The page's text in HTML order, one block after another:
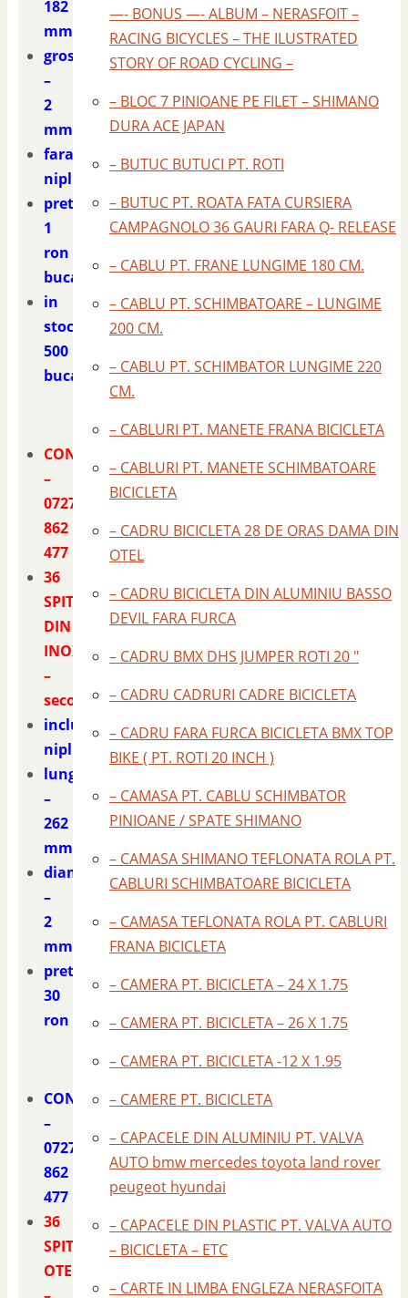
182
mm.
grosime
–
2
mm.
fara
niplu
pret
1
ron
bucata
in
stoc
500
bucati
CONTACT
–
0727
862
477
36
SPITE
DIN
INOX
–
second
include
niplu
lungime
–
262
mm.
diametrul
–
2
mm.
pret
30
ron
CONTACT
–
0727
862
477
36
SPITE
OTEL
—- BONUS —- ALBUM – NERASFOIT –
RACING BICYCLES – THE ILUSTRATED
STORY OF ROAD CYCLING –
– BLOC 7 PINIOANE PE FILET – SHIMANO
DURA ACE JAPAN
– BUTUC BUTUCI PT. ROTI
– BUTUC PT. ROATA FATA CURSIERA
CAMPAGNOLO 36 GAURI FARA Q- RELEASE
– CABLU PT. FRANE LUNGIME 180 CM.
– CABLU PT. SCHIMBATOARE – LUNGIME
200 CM.
– CABLU PT. SCHIMBATOR LUNGIME 220
CM.
– CABLURI PT. MANETE FRANA BICICLETA
– CABLURI PT. MANETE SCHIMBATOARE
BICICLETA
– CADRU BICICLETA 28 DE ORAS DAMA DIN
OTEL
– CADRU BICICLETA DIN ALUMINIU BASSO
DEVIL FARA FURCA
– CADRU BMX DHS JUMPER ROTI 20 "
– CADRU CADRURI CADRE BICICLETA
– CADRU FARA FURCA BICICLETA BMX TOP
BIKE ( PT. ROTI 20 INCH )
– CAMASA PT. CABLU SCHIMBATOR
PINIOANE / SPATE SHIMANO
– CAMASA SHIMANO TEFLONATA ROLA PT.
CABLURI SCHIMBATOARE BICICLETA
– CAMASA TEFLONATA ROLA PT. CABLURI
FRANA BICICLETA
– CAMERA PT. BICICLETA – 24 X 1.75
– CAMERA PT. BICICLETA – 26 X 1.75
– CAMERA PT. BICICLETA -12 X 1.95
– CAMERE PT. BICICLETA
– CAPACELE DIN ALUMINIU PT. VALVA
AUTO bmw mercedes toyota land rover
peugeot hyundai
– CAPACELE DIN PLASTIC PT. VALVA AUTO
– BICICLETA – ETC
– CARTE IN LIMBA ENGLEZA NERASFOITA